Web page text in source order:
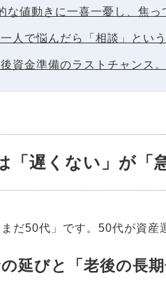
な値動きに一喜一憂し、焦っ
人で悩んだら「相談」とい
資金準備のラストチャンス
「遅くない」が「
だ50代」です。50代が資産
延びと「老後の長期